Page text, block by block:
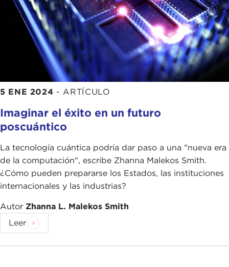
5 ENE 2024 - ARTÍCULO
Imaginar el éxito en un futuro
poscuántico
La tecnología cuántica podría dar paso a una "nueva era
de la computación", escribe Zhanna Malekos Smith.
¿Cómo pueden prepararse los Estados, las instituciones
internacionales y las industrias?
Autor Zhanna L. Malekos Smith
Leer